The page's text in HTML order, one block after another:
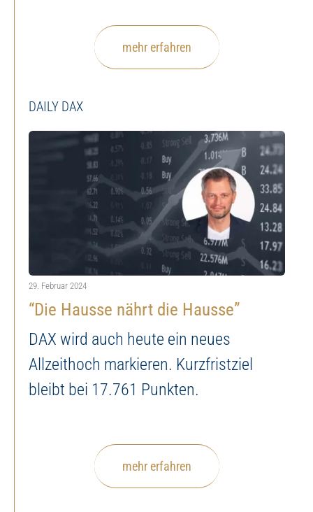
mehr erfahren
DAILY DAX
29. Februar 2024
“Die Hausse nährt die Hausse”
DAX wird auch heute ein neues
Allzeithoch markieren. Kurzfristziel
bleibt bei 17.761 Punkten.
mehr erfahren